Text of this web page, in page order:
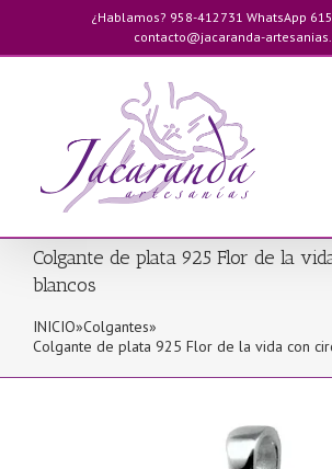
contenido
¿Hablamos? 958-412731 WhatsApp
contacto@jacaranda-
Colgante de plata 925 Flor de la
blancos
INICIO»Colgantes»
Colgante de plata 925 Flor de la vida con